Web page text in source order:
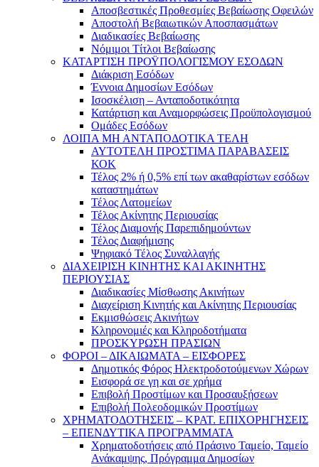
Αποσβεστικές Προθεσμίες Βεβαίωσης Οφειλών
Αποστολή Βεβαιωτικών Αποσπασμάτων
Διαδικασίες Βεβαίωσης
Νόμιμοι Τίτλοι Βεβαίωσης
ΚΑΤΑΡΤΙΣΗ ΠΡΟΫΠΟΛΟΓΙΣΜΟΥ ΕΣΟΔΩΝ
Διάκριση Εσόδων
Έννοια Δημοσίων Εσόδων
Ισοσκέλιση – Ανταποδοτικότητα
Κατάρτιση και Αναμορφώσεις Προϋπολογισμού
Ομάδες Εσόδων
ΛΟΙΠΑ ΜΗ ΑΝΤΑΠΟΔΟΤΙΚΑ ΤΕΛΗ
ΑΥΤΟΤΕΛΗ ΠΡΟΣΤΙΜΑ ΠΑΡΑΒΑΣΕΙΣ
ΚΟΚ
Τέλος 2% ή 0,5% επί των ακαθαρίστων εσόδων
καταστημάτων
Τέλος Λατομείων
Τέλος Ακίνητης Περιουσίας
Τέλος Διαμονής Παρεπιδημούντων
Τέλος Διαφήμισης
Ψηφιακό Τέλος Συναλλαγής
ΔΙΑΧΕΙΡΙΣΗ ΚΙΝΗΤΗΣ ΚΑΙ ΑΚΙΝΗΤΗΣ
ΠΕΡΙΟΥΣΙΑΣ
Διαδικασίες Μίσθωσης Ακινήτων
Διαχείριση Κινητής και Ακίνητης Περιουσίας
Εκμισθώσεις Ακινήτων
Κληρονομιές και Κληροδοτήματα
ΠΡΟΣΚΥΡΩΣΗ ΠΡΑΣΙΩΝ
ΦΟΡΟΙ – ΔΙΚΑΙΩΜΑΤΑ – ΕΙΣΦΟΡΕΣ
Δημοτικός Φόρος Ηλεκτροδοτούμενων Χώρων
Εισφορά σε γη και σε χρήμα
Επιβολή Προστίμων και Προσαυξήσεων
Επιβολή Πολεοδομικών Προστίμων
ΧΡΗΜΑΤΟΔΟΤΗΣΕΙΣ – ΚΡΑΤ. ΕΠΙΧΟΡΗΓΗΣΕΙΣ
– ΕΠΕΝΔΥΤΙΚΑ ΠΡΟΓΡΑΜΜΑΤΑ
Χρηματοδοτήσεις από Πράσινο Ταμείο, Ταμείο
Ανάκαμψης, Πρόγραμμα Δημοσίων